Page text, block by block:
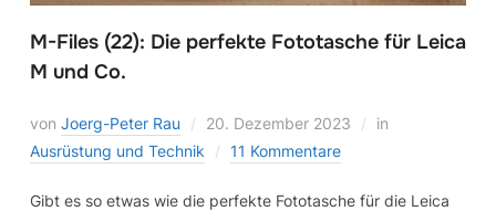
M-Files (22): Die perfekte Fototasche für Leica
M und Co.
von Joerg-Peter Rau 20. Dezember 2023
in
Ausrüstung und Technik
11 Kommentare
Gibt es so etwas wie die perfekte Fototasche für die Leica